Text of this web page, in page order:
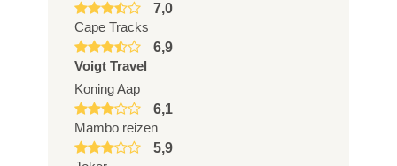
7,0
Cape Tracks
6,9
Voigt Travel
Koning Aap
6,1
Mambo reizen
5,9